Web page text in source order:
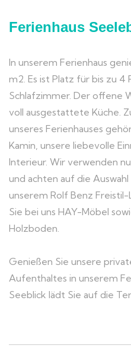
Ferienhaus
In unserem Ferienhaus
m2. Es ist Platz für bis zu
Schlafzimmer. Der offene
voll ausgestattete Küche.
unseres Ferienhauses
Kamin, unsere liebevolle
Interieur. Wir verwenden
und achten auf die
unserem Rolf Benz
Sie bei uns HAY-Möbel
Holzboden.
Genießen Sie unsere
Aufenthaltes in unserem
Seeblick lädt Sie auf die